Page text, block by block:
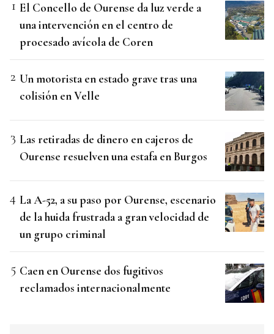
El Concello de Ourense da luz verde a
una intervención en el centro de
procesado avícola de Coren
Un motorista en estado grave tras una
colisión en Velle
Las retiradas de dinero en cajeros de
Ourense resuelven una estafa en Burgos
La A-52, a su paso por Ourense, escenario
de la huida frustrada a gran velocidad de
un grupo criminal
Caen en Ourense dos fugitivos
reclamados internacionalmente